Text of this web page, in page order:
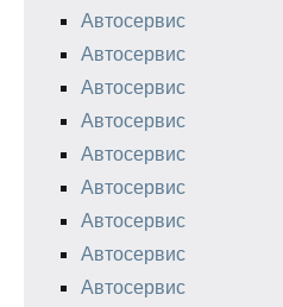
Автосервис
Автосервис
Автосервис
Автосервис
Автосервис
Автосервис
Автосервис
Автосервис
Автосервис